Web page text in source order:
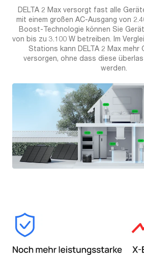
DELTA 2 Max versorgt fast alle
mit einem großen AC-Ausgang von
Boost-Technologie können Sie
von bis zu 3.100 W betreiben. Im
Stations kann DELTA 2 Max mehr
versorgen, ohne dass diese
werden.